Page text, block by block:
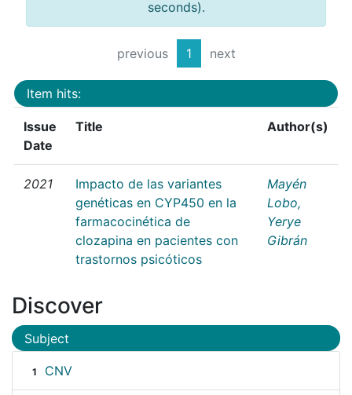
seconds).
previous 1 next
Item hits:
Issue
Date
Title Author(s)
2021
Impacto de las variantes
genéticas en CYP450 en la
farmacocinética de
clozapina en pacientes con
trastornos psicóticos
Mayén
Lobo,
Yerye
Gibrán
Discover
Subject
1 CNV